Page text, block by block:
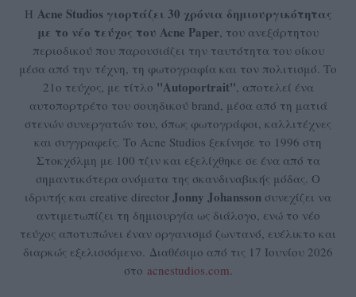
Η Acne Studios γιορτάζει 30 χρόνια δημιουργικότητας
με το νέο τεύχος του Acne Paper , του ανεξάρτητου
περιοδικού που παρουσιάζει την ταυτότητα του οίκου
μέσα από την τέχνη, τη φωτογραφία και τον πολιτισμό. Το
21ο τεύχος, με τίτλο "Autoportrait" , αποτελεί ένα
αυτοπορτρέτο του σουηδικού brand, μέσα από τη ματιά
στενών συνεργατών του, όπως φωτογράφοι, καλλιτέχνες
και συγγραφείς. Το Acne Studios ξεκίνησε το 1996 στη
Στοκχόλμη με 100 τζιν και εξελίχθηκε σε ένα από τα
σημαντικότερα ονόματα της σκανδιναβικής μόδας. Ο
ιδρυτής και creative director Jonny Johansson συνεχίζει να
αντιμετωπίζει τη δημιουργία ως διάλογο, ενώ το νέο
τεύχος αποτυπώνει έναν οργανισμό ζωντανό, ευέλικτο και
διαρκώς εξελισσόμενο. Διαθέσιμο από τις 17 Ιουνίου 2026
στο acnestudios.com